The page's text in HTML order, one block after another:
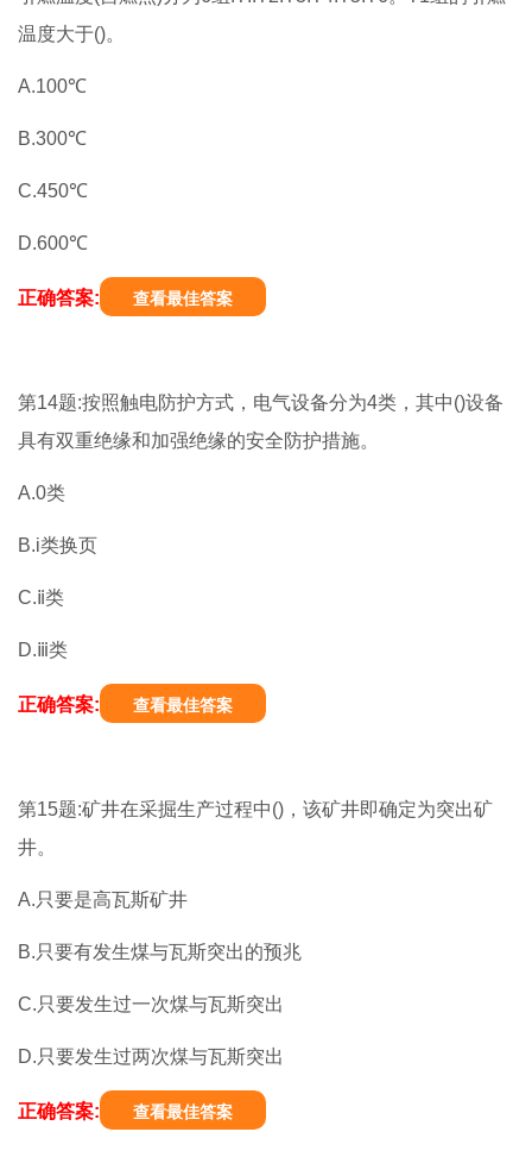
温度大于()。
A.100℃
B.300℃
C.450℃
D.600℃
正确答案: 查看最佳答案
第14题:按照触电防护方式，电气设备分为4类，其中()设备
具有双重绝缘和加强绝缘的安全防护措施。
A.0类
B.i类换页
C.ⅱ类
D.ⅲ类
正确答案: 查看最佳答案
第15题:矿井在采掘生产过程中()，该矿井即确定为突出矿
井。
A.只要是高瓦斯矿井
B.只要有发生煤与瓦斯突出的预兆
C.只要发生过一次煤与瓦斯突出
D.只要发生过两次煤与瓦斯突出
正确答案: 查看最佳答案